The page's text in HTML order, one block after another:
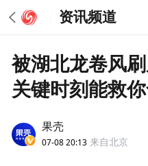
资讯频道
被湖北龙卷风
关键时刻能救
果壳
07-08 20:13 来自北京